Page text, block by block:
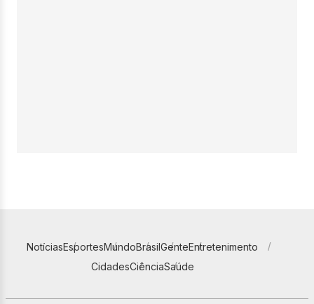
NotíciasEsportesMundoBrasilGenteEntretenimento
CidadesCiênciaSaúde